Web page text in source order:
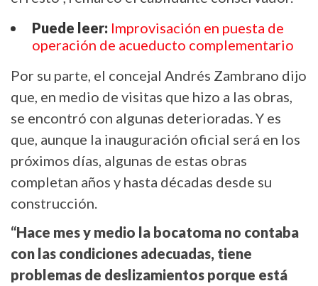
Puede leer: Improvisación en puesta de
operación de acueducto complementario
Por su parte, el concejal Andrés Zambrano dijo
que, en medio de visitas que hizo a las obras,
se encontró con algunas deterioradas. Y es
que, aunque la inauguración oficial será en los
próximos días, algunas de estas obras
completan años y hasta décadas desde su
construcción.
“Hace mes y medio la bocatoma no contaba
con las condiciones adecuadas, tiene
problemas de deslizamientos porque está